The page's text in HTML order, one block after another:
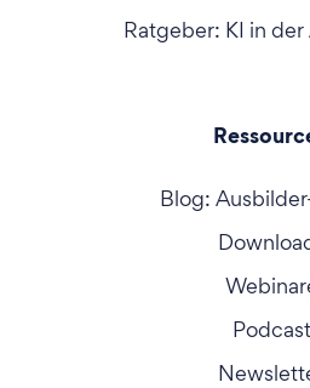
Ratgeber: KI in
Blog:
Podcast